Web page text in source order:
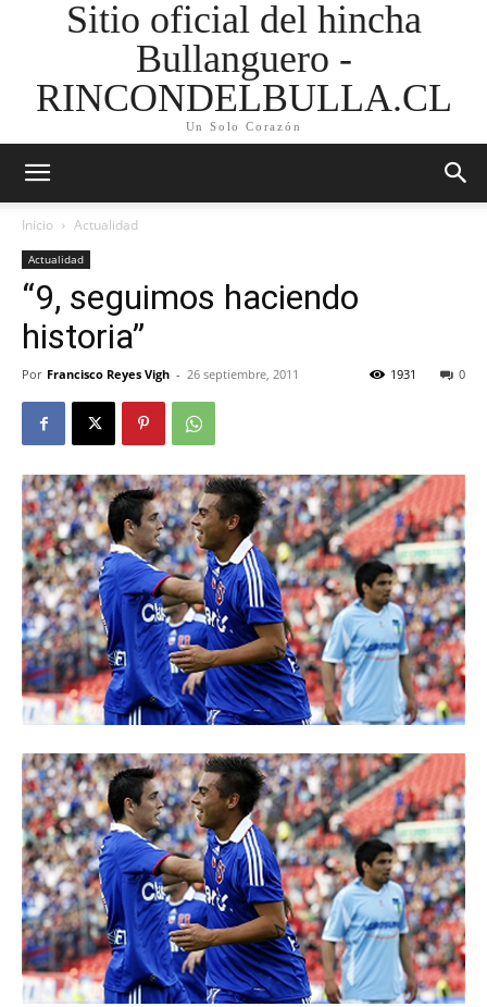
Sitio oficial del hincha
Bullanguero -
RINCONDELBULLA.CL
Un Solo Corazón
Inicio Actualidad
Actualidad
“9, seguimos haciendo
historia”
Por Francisco Reyes Vigh - 26 septiembre, 2011 0
1931